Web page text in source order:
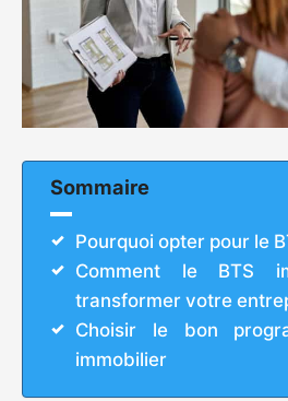
Sommaire
Pourquoi opter pour le
Comment le BTS
transformer votre
Choisir le bon
immobilier